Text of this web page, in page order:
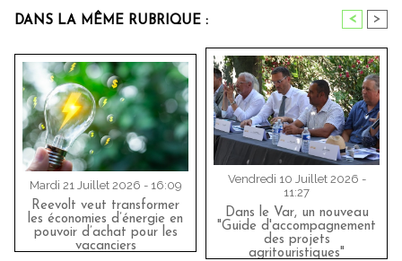
DANS LA MÊME RUBRIQUE : < >
Mardi 21 Juillet 2026 - 16:09
Reevolt veut transformer
les économies d’énergie en
pouvoir d’achat pour les
vacanciers
Vendredi 10 Juillet 2026 -
11:27
Dans le Var, un nouveau
"Guide d'accompagnement
des projets
agritouristiques"